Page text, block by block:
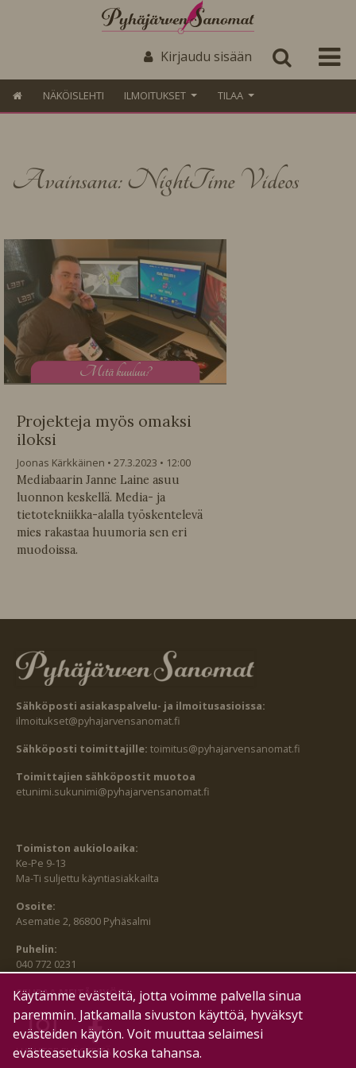
Kirjaudu sisään
NÄKÖISLEHTI ILMOITUKSET TILAA
Avainsana: NightTime Videos
Mitä kuuluu?
Projekteja myös omaksi
iloksi
Joonas Kärkkäinen 27.3.2023
12:00
Mediabaarin Janne Laine asuu
luonnon keskellä. Media- ja
tietotekniikka-alalla työskentelevä
mies rakastaa huumoria sen eri
muodoissa.
Sähköposti asiakaspalvelu- ja ilmoitusasioissa:
ilmoitukset@pyhajarvensanomat.fi
Sähköposti toimittajille: toimitus@pyhajarvensanomat.fi
Toimittajien sähköpostit muotoa
etunimi.sukunimi@pyhajarvensanomat.fi
Toimiston aukioloaika:
Ke-Pe 9-13
Ma-Ti suljettu käyntiasiakkailta
Osoite:
Asematie 2, 86800 Pyhäsalmi
Puhelin:
040 772 0231
SEURAA MEITÄ MYÖS:
HALLITSE EVÄSTEITÄ
Käytämme evästeitä, jotta voimme palvella sinua
paremmin. Jatkamalla sivuston käyttöä, hyväksyt
evästeiden käytön. Voit muuttaa selaimesi
evästeasetuksia koska tahansa.